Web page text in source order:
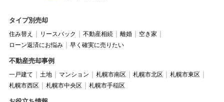
タイプ別売却
住み替え リースバック 不動産相続 離婚
空き家
ローン返済にお悩み
早く確実に売りたい
不動産売却事例
一戸建て 土地 マンション 札幌市南区 札幌市北区
札幌市東区
札幌市西区
札幌市中央区 札幌市手稲区